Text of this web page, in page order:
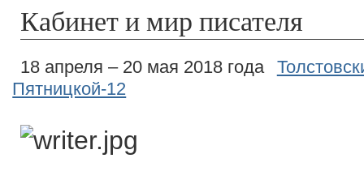
Кабинет и мир писателя
18 апреля – 20 мая 2018 года
Пятницкой-12